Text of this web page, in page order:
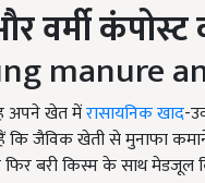
वर्मी
manure
अपने खेत मेंरासायनिक खाद-
जैविक खेती से मुनाफा
फिर बरी किस्म के साथ